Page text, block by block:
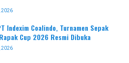
2026
Indexim Coalindo, Turnamen Sepak
Cup 2026 Resmi Dibuka
2026